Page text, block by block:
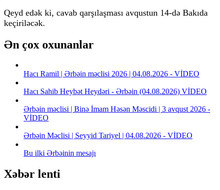
Qeyd edək ki, cavab qarşılaşması avqustun 14-də Bakıda
keçiriləcək.
Ən çox oxunanlar
Hacı Ramil | Ərbəin məclisi 2026 | 04.08.2026 - VİDEO
Hacı Sahib Heybət Heydəri - Ərbəin (04.08.2026) VİDEO
Ərbəin məclisi | Binə İmam Həsən Məscidi | 3 avqust 2026 -
VİDEO
Ərbəin Məclisi | Seyyid Tariyel | 04.08.2026 - VİDEO
Bu ilki Ərbəinin mesajı
Xəbər lenti